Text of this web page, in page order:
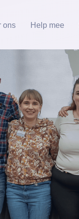
ons Help mee